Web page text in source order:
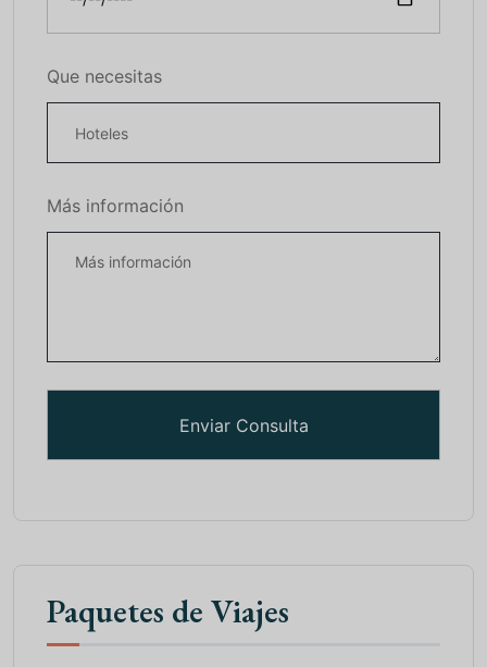
Que necesitas
Más información
Paquetes de Viajes